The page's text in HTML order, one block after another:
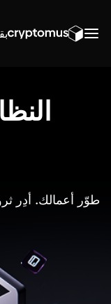
طوّر أعمالك. أدِر